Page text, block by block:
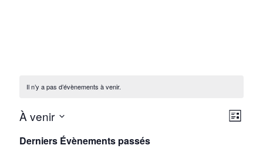
Il n’y a pas d’évènements à venir.
LISTE
À venir
une
Derniers Évènements passés